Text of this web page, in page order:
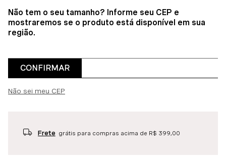
Não tem o seu tamanho? Informe seu CEP e
mostraremos se o produto está disponível em sua
região.
CONFIRMAR
Não sei meu CEP
Frete grátis para compras acima de R$ 399,00